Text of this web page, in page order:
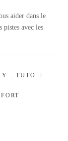
aider dans le
pistes avec les
_ TUTO